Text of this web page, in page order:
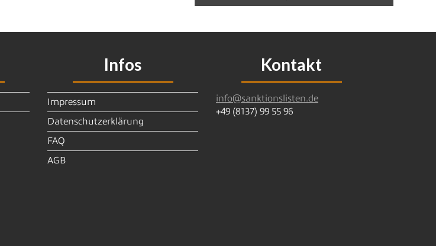
Infos
Impressum
Datenschutzerklärung
FAQ
AGB
Kontakt
info@sanktionslisten.de
+49 (8137) 99 55 96